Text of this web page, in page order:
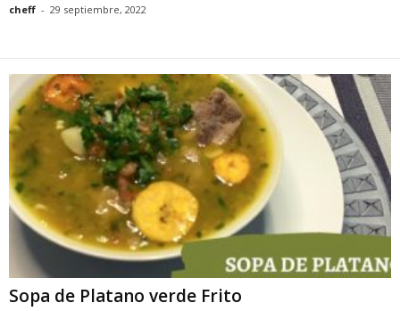
cheff - 29 septiembre, 2022
Sopa de Platano verde Frito